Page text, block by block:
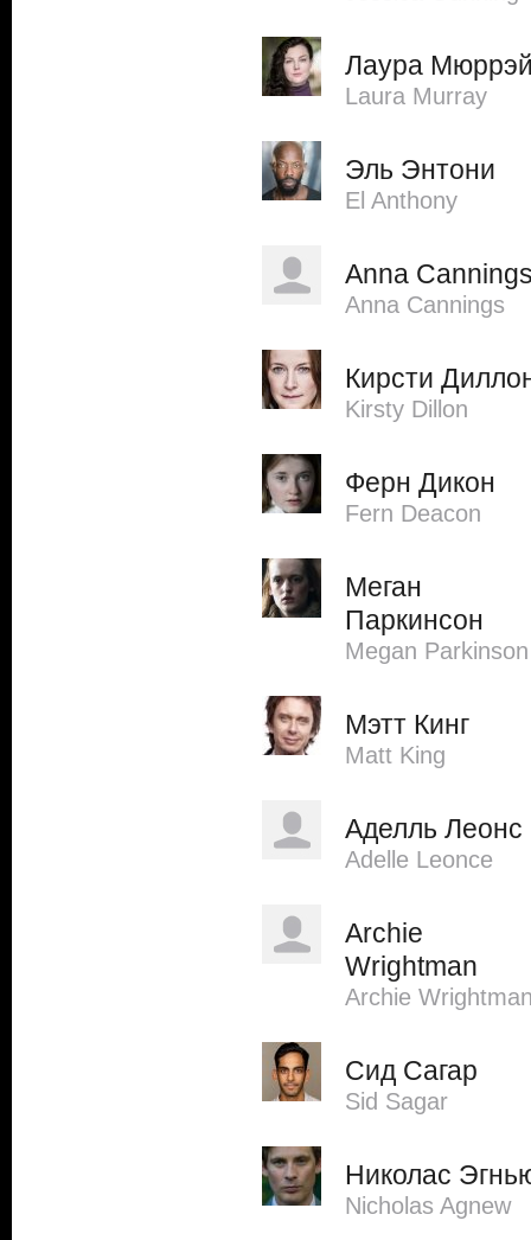
Лаура
Laura Murray
Эль Энтони
El Anthony
Anna
Anna Cannings
Кирсти
Kirsty Dillon
Ферн Дикон
Fern Deacon
Меган
Паркинсон
Megan Parkinson
Мэтт Кинг
Matt King
Аделль Леонс
Adelle Leonce
Archie
Wrightman
Archie
Сид Сагар
Sid Sagar
Николас
Nicholas Agnew